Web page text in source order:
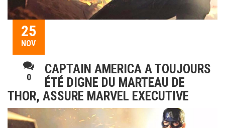
25
NOV
0
CAPTAIN AMERICA A TOUJOURS
ÉTÉ DIGNE DU MARTEAU DE
THOR, ASSURE MARVEL EXECUTIVE